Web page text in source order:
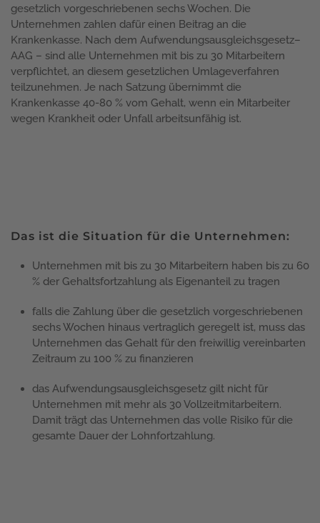
gesetzlich vorgeschriebenen sechs Wochen. Die
Unternehmen zahlen dafür einen Beitrag an die
Krankenkasse. Nach dem Aufwendungsausgleichsgesetz–
AAG – sind alle Unternehmen mit bis zu 30 Mitarbeitern
verpflichtet, an diesem gesetzlichen Umlageverfahren
teilzunehmen. Je nach Satzung übernimmt die
Krankenkasse 40-80 % vom Gehalt, wenn ein Mitarbeiter
wegen Krankheit oder Unfall arbeitsunfähig ist.
Das ist die Situation für die Unternehmen:
Unternehmen mit bis zu 30 Mitarbeitern haben bis zu 60
% der Gehaltsfortzahlung als Eigenanteil zu tragen
falls die Zahlung über die gesetzlich vorgeschriebenen
sechs Wochen hinaus vertraglich geregelt ist, muss das
Unternehmen das Gehalt für den freiwillig vereinbarten
Zeitraum zu 100 % zu finanzieren
das Aufwendungsausgleichsgesetz gilt nicht für
Unternehmen mit mehr als 30 Vollzeitmitarbeitern.
Damit trägt das Unternehmen das volle Risiko für die
gesamte Dauer der Lohnfortzahlung.